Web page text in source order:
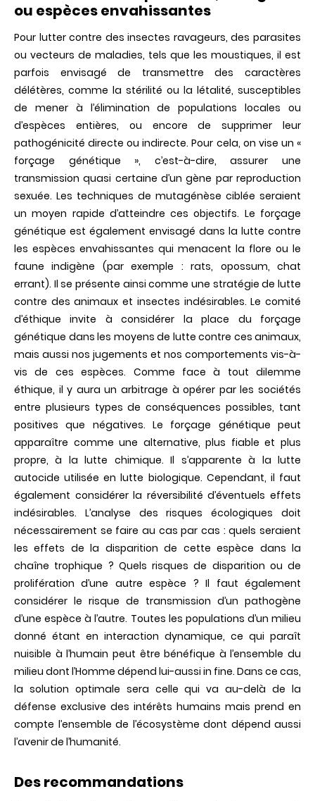
ou espèces envahissantes
Pour lutter contre des insectes ravageurs, des parasites
ou vecteurs de maladies, tels que les moustiques, il est
parfois envisagé de transmettre des caractères
délétères, comme la stérilité ou la létalité, susceptibles
de mener à l’élimination de populations locales ou
d’espèces entières, ou encore de supprimer leur
pathogénicité directe ou indirecte. Pour cela, on vise un «
forçage génétique », c’est-à-dire, assurer une
transmission quasi certaine d’un gène par reproduction
sexuée. Les techniques de mutagénèse ciblée seraient
un moyen rapide d’atteindre ces objectifs. Le forçage
génétique est également envisagé dans la lutte contre
les espèces envahissantes qui menacent la flore ou le
faune indigène (par exemple : rats, opossum, chat
errant). Il se présente ainsi comme une stratégie de lutte
contre des animaux et insectes indésirables. Le comité
d’éthique invite à considérer la place du forçage
génétique dans les moyens de lutte contre ces animaux,
mais aussi nos jugements et nos comportements vis-à-
vis de ces espèces. Comme face à tout dilemme
éthique, il y aura un arbitrage à opérer par les sociétés
entre plusieurs types de conséquences possibles, tant
positives que négatives. Le forçage génétique peut
apparaître comme une alternative, plus fiable et plus
propre, à la lutte chimique. Il s’apparente à la lutte
autocide utilisée en lutte biologique. Cependant, il faut
également considérer la réversibilité d’éventuels effets
indésirables. L’analyse des risques écologiques doit
nécessairement se faire au cas par cas : quels seraient
les effets de la disparition de cette espèce dans la
chaîne trophique ? Quels risques de disparition ou de
prolifération d’une autre espèce ? Il faut également
considérer le risque de transmission d’un pathogène
d’une espèce à l’autre. Toutes les populations d’un milieu
donné étant en interaction dynamique, ce qui paraît
nuisible à l’humain peut être bénéfique à l’ensemble du
milieu dont l’Homme dépend lui-aussi in fine. Dans ce cas,
la solution optimale sera celle qui va au-delà de la
défense exclusive des intérêts humains mais prend en
compte l’ensemble de l’écosystème dont dépend aussi
l’avenir de l’humanité.
Des recommandations